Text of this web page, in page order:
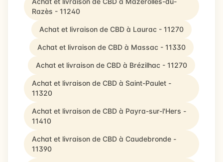
Razès - 11240
Achat et livraison de CBD à Laurac - 11270
Achat et livraison de CBD à Massac - 11330
Achat et livraison de CBD à Brézilhac - 11270
Achat et livraison de CBD à Saint-Paulet -
11320
Achat et livraison de CBD à Payra-sur-l'Hers -
11410
Achat et livraison de CBD à Caudebronde -
11390